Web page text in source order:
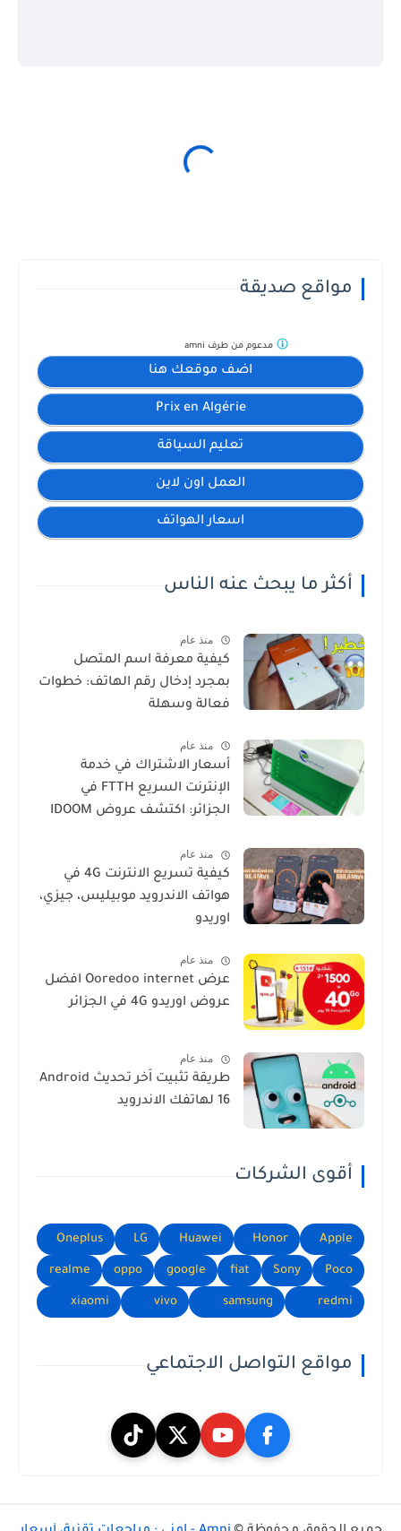
مواقع صديقة
اضف موقعك هنا
Prix en Algérie
تعليم السياقة
العمل اون لاين
اسعار الهواتف
مدعوم من طرف amni
أكثر ما يبحث عنه الناس
منذ عام
كيفية معرفة اسم المتصل
بمجرد إدخال رقم الهاتف: خطوات
فعالة وسهلة
منذ عام
أسعار الاشتراك في خدمة
الإنترنت السريع FTTH في
الجزائر: اكتشف عروض IDOOM
منذ عام
كيفية تسريع الانترنت 4G في
هواتف الاندرويد موبيليس، جيزي،
اوريدو
منذ عام
عرض Ooredoo internet افضل
عروض اوريدو 4G في الجزائر
منذ عام
طريقة تثبيت اَخر تحديث Android
16 لهاتفك الاندرويد
أقوى الشركات
Apple
Honor
Huawei
LG
Oneplus
Poco
Sony
fiat
google
oppo
realme
redmi
samsung
vivo
xiaomi
مواقع التواصل الاجتماعي